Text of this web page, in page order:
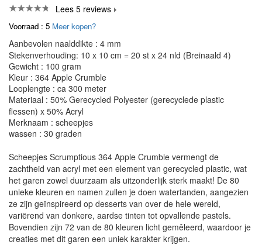
Lees 5 reviews
Voorraad : 5 Meer kopen?
Aanbevolen naalddikte : 4 mm
Stekenverhouding: 10 x 10 cm = 20 st x 24 nld (Breinaald 4)
Gewicht : 100 gram
Kleur : 364 Apple Crumble
Looplengte : ca 300 meter
Materiaal : 50% Gerecycled Polyester (gerecyclede plastic
flessen) x 50% Acryl
Merknaam : scheepjes
wassen : 30 graden
Scheepjes Scrumptious 364 Apple Crumble vermengt de
zachtheid van acryl met een element van gerecycled plastic, wat
het garen zowel duurzaam als uitzonderlijk sterk maakt! De 80
unieke kleuren en namen zullen je doen watertanden, aangezien
ze zijn geïnspireerd op desserts van over de hele wereld,
variërend van donkere, aardse tinten tot opvallende pastels.
Bovendien zijn 72 van de 80 kleuren licht gemêleerd, waardoor je
creaties met dit garen een uniek karakter krijgen.